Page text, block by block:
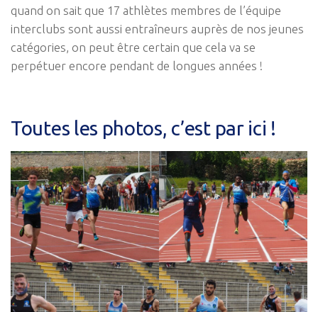
quand on sait que 17 athlètes membres de l’équipe
interclubs sont aussi entraîneurs auprès de nos jeunes
catégories, on peut être certain que cela va se
perpétuer encore pendant de longues années !
Toutes les photos, c’est par ici !